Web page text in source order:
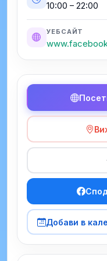
10:00 – 22:00
УЕБСАЙТ
Добави в